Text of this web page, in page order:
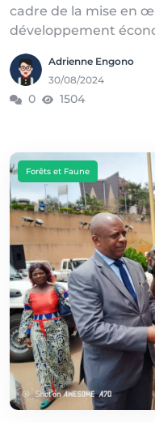
cadre de la mise en
développement
Adrienne Engono
30/08/2024
0 1504
Forêts et Faune